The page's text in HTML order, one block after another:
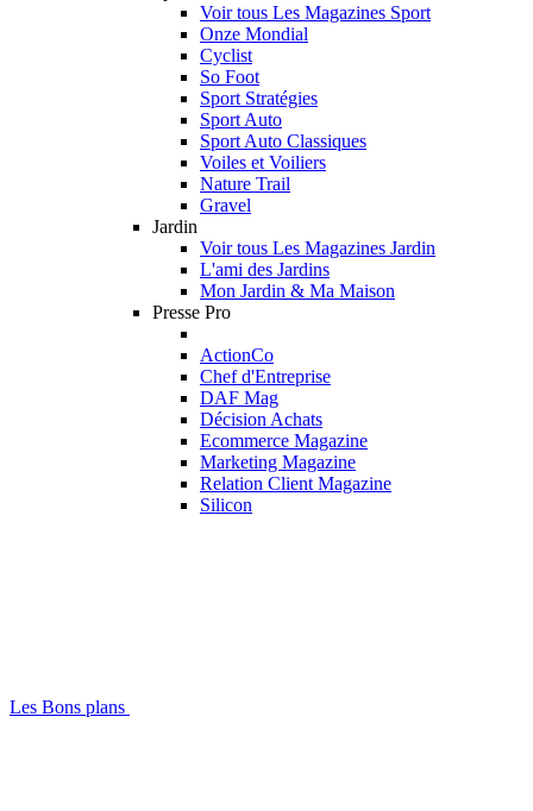
Voir tous Les Magazines Sport
Onze Mondial
Cyclist
So Foot
Sport Stratégies
Sport Auto
Sport Auto Classiques
Voiles et Voiliers
Nature Trail
Gravel
Jardin
Voir tous Les Magazines Jardin
L'ami des Jardins
Mon Jardin & Ma Maison
Presse Pro
ActionCo
Chef d'Entreprise
DAF Mag
Décision Achats
Ecommerce Magazine
Marketing Magazine
Relation Client Magazine
Silicon
Les Bons plans